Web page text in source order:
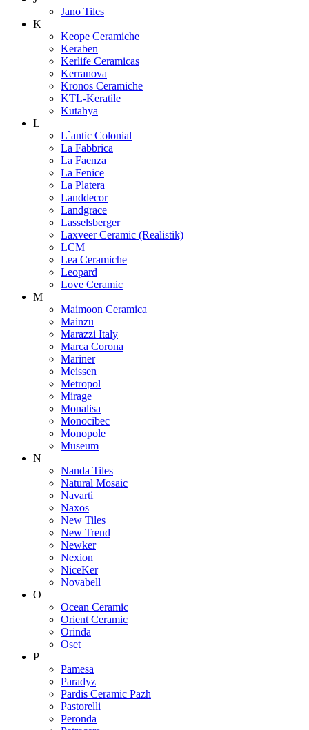
Jano Tiles
K
Keope Ceramiche
Keraben
Kerlife Ceramicas
Kerranova
Kronos Ceramiche
KTL-Keratile
Kutahya
L
L`antic Colonial
La Fabbrica
La Faenza
La Fenice
La Platera
Landdecor
Landgrace
Lasselsberger
Laxveer Ceramic (Realistik)
LCM
Lea Ceramiche
Leopard
Love Ceramic
M
Maimoon Ceramica
Mainzu
Marazzi Italy
Marca Corona
Mariner
Meissen
Metropol
Mirage
Monalisa
Monocibec
Monopole
Museum
N
Nanda Tiles
Natural Mosaic
Navarti
Naxos
New Tiles
New Trend
Newker
Nexion
NiceKer
Novabell
O
Ocean Ceramic
Orient Ceramic
Orinda
Oset
P
Pamesa
Paradyz
Pardis Ceramic Pazh
Pastorelli
Peronda